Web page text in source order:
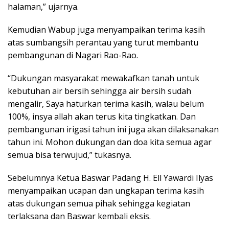
halaman,” ujarnya.
Kemudian Wabup juga menyampaikan terima kasih
atas sumbangsih perantau yang turut membantu
pembangunan di Nagari Rao-Rao.
“Dukungan masyarakat mewakafkan tanah untuk
kebutuhan air bersih sehingga air bersih sudah
mengalir, Saya haturkan terima kasih, walau belum
100%, insya allah akan terus kita tingkatkan. Dan
pembangunan irigasi tahun ini juga akan dilaksanakan
tahun ini. Mohon dukungan dan doa kita semua agar
semua bisa terwujud,” tukasnya.
Sebelumnya Ketua Baswar Padang H. Ell Yawardi Ilyas
menyampaikan ucapan dan ungkapan terima kasih
atas dukungan semua pihak sehingga kegiatan
terlaksana dan Baswar kembali eksis.